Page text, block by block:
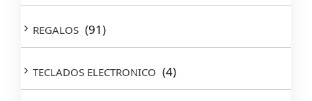
REGALOS (91)
TECLADOS ELECTRONICO (4)